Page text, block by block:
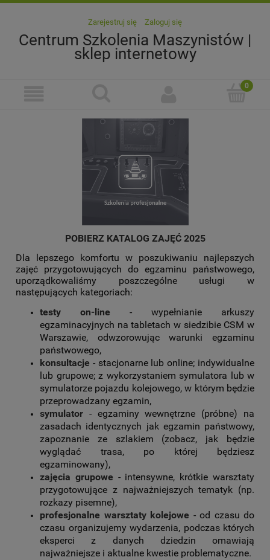
Zarejestruj się Zaloguj się
Centrum Szkolenia Maszynistów |
sklep internetowy
POBIERZ KATALOG ZAJĘĆ 2025
Dla lepszego komfortu w poszukiwaniu najlepszych
zajęć przygotowujących do egzaminu państwowego,
uporządkowaliśmy poszczególne usługi w
następujących kategoriach:
testy on-line - wypełnianie arkuszy
egzaminacyjnych na tabletach w siedzibie CSM w
Warszawie, odwzorowując warunki egzaminu
państwowego,
konsultacje - stacjonarne lub online; indywidualne
lub grupowe; z wykorzystaniem symulatora lub w
symulatorze pojazdu kolejowego, w którym będzie
przeprowadzany egzamin,
symulator - egzaminy wewnętrzne (próbne) na
zasadach identycznych jak egzamin państwowy,
zapoznanie ze szlakiem (zobacz, jak będzie
wyglądać trasa, po której będziesz
egzaminowany),
zajęcia grupowe - intensywne, krótkie warsztaty
przygotowujące z najważniejszych tematyk (np.
rozkazy pisemne),
profesjonalne warsztaty kolejowe - od czasu do
czasu organizujemy wydarzenia, podczas których
eksperci z danych dziedzin omawiają
najważniejsze i aktualne kwestie problematyczne.